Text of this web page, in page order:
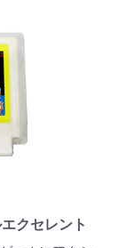
クセレント